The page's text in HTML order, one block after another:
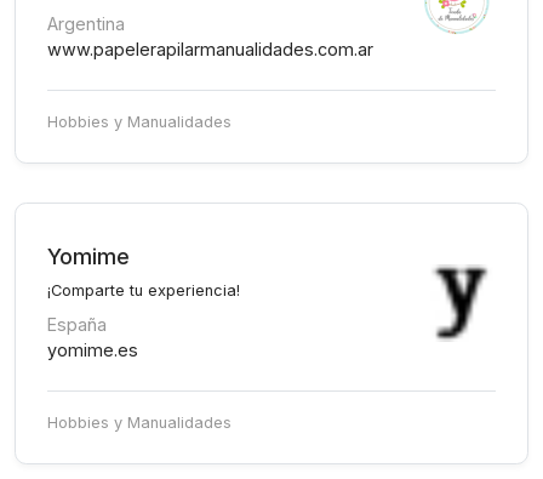
Argentina
www.papelerapilarmanualidades.com.ar
Hobbies y Manualidades
Yomime
¡Comparte tu experiencia!
España
yomime.es
Hobbies y Manualidades